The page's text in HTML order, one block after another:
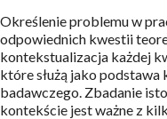
Określenie problemu w
odpowiednich kwestii
kontekstualizacja każdej
które służą jako
badawczego. Zbadanie
kontekście jest ważne z